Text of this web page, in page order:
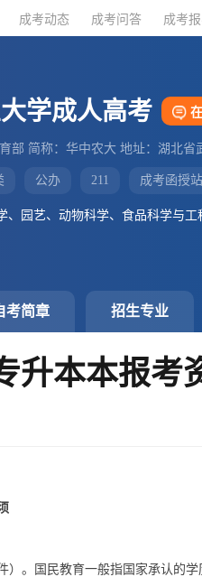
成考动态 成考问答 成考
学成人高考
部 简称：华中农大 地址：湖北省
公办 211 成考函授站
、园艺、动物科学、食品科学与工
考简章 招生专业
升本本报考
）。国民教育一般指国家承认的
成考动态 成考问答 成考